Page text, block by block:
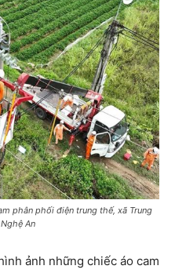
phân phối điện trung thế, xã Trung
An
ảnh những chiếc áo cam